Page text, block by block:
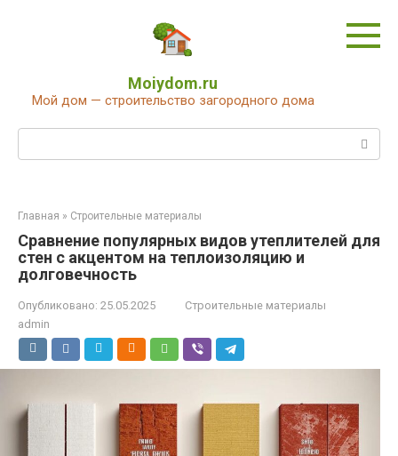
Moiydom.ru
Мой дом — строительство загородного дома
Главная » Строительные материалы
Сравнение популярных видов утеплителей для
стен с акцентом на теплоизоляцию и
долговечность
Опубликовано: 25.05.2025
Строительные материалы
admin